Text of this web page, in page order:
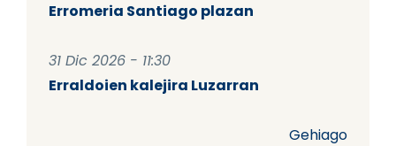
Erromeria Santiago plazan
31 Dic 2026 - 11:30
Erraldoien kalejira Luzarran
Gehiago